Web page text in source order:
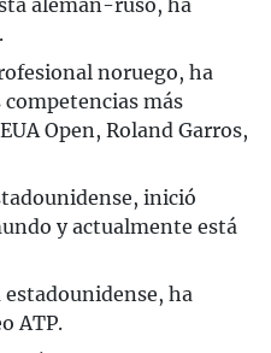
noruego, ha
más
Open, Roland Garros,
inició
y actualmente está
estadounidense, ha
ATP.